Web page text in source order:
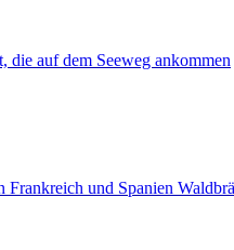
die auf dem Seeweg ankommen
und Spanien